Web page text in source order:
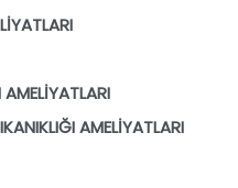
AMELİYATLARI